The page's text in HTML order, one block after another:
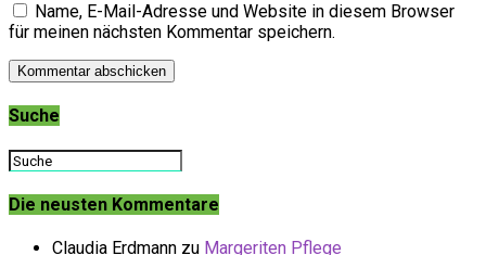
Name, E-Mail-Adresse und Website in diesem Browser
für meinen nächsten Kommentar speichern.
Suche
Die neusten Kommentare
Claudia Erdmann zu Margeriten Pflege